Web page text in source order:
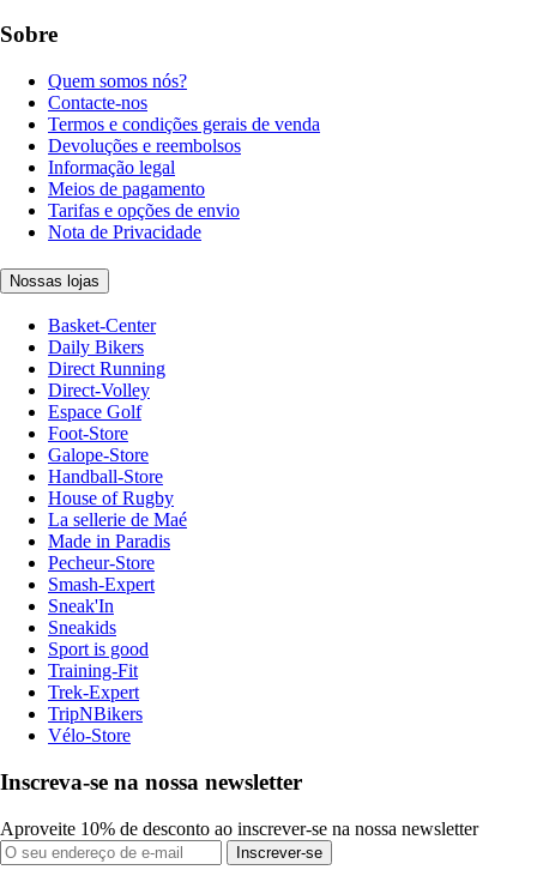
Sobre
Quem somos nós?
Contacte-nos
Termos e condições gerais de venda
Devoluções e reembolsos
Informação legal
Meios de pagamento
Tarifas e opções de envio
Nota de Privacidade
Nossas lojas
Basket-Center
Daily Bikers
Direct Running
Direct-Volley
Espace Golf
Foot-Store
Galope-Store
Handball-Store
House of Rugby
La sellerie de Maé
Made in Paradis
Pecheur-Store
Smash-Expert
Sneak'In
Sneakids
Sport is good
Training-Fit
Trek-Expert
TripNBikers
Vélo-Store
Inscreva-se na nossa newsletter
Aproveite 10% de desconto ao inscrever-se na nossa newsletter
Inscrever-se